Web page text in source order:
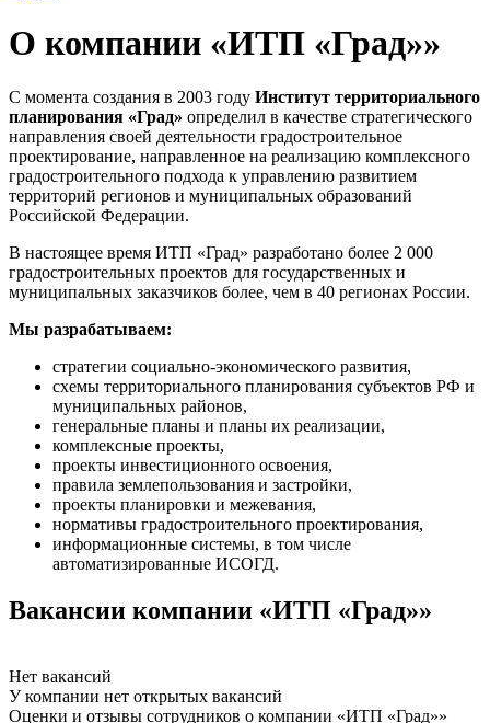
О компании «ИТП «Град»»
С момента создания в 2003 году Институт территориального
планирования «Град» определил в качестве стратегического
направления своей деятельности градостроительное
проектирование, направленное на реализацию комплексного
градостроительного подхода к управлению развитием
территорий регионов и муниципальных образований
Российской Федерации.
В настоящее время ИТП «Град» разработано более 2 000
градостроительных проектов для государственных и
муниципальных заказчиков более, чем в 40 регионах России.
Мы разрабатываем:
стратегии социально-экономического развития,
схемы территориального планирования субъектов РФ и
муниципальных районов,
генеральные планы и планы их реализации,
комплексные проекты,
проекты инвестиционного освоения,
правила землепользования и застройки,
проекты планировки и межевания,
нормативы градостроительного проектирования,
информационные системы, в том числе
автоматизированные ИСОГД.
Вакансии компании «ИТП «Град»»
Нет вакансий
У компании нет открытых вакансий
Оценки и отзывы сотрудников о компании «ИТП «Град»»